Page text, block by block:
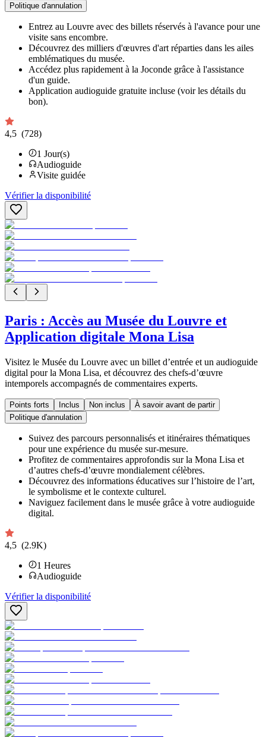
Politique d'annulation
Entrez au Louvre avec des billets réservés à l'avance pour une
visite sans encombre.
Découvrez des milliers d'œuvres d'art réparties dans les ailes
emblématiques du musée.
Accédez plus rapidement à la Joconde grâce à l'assistance
d'un guide.
Application audioguide gratuite incluse (voir les détails du
bon).
4,5 (728)
1 Jour(s)
Audioguide
Visite guidée
Vérifier la disponibilité
Paris : Accès au Musée du Louvre et
Application digitale Mona Lisa
Visitez le Musée du Louvre avec un billet d’entrée et un audioguide
digital pour la Mona Lisa, et découvrez des chefs-d’œuvre
intemporels accompagnés de commentaires experts.
Points forts Inclus Non inclus
À savoir avant de partir
Politique d'annulation
Suivez des parcours personnalisés et itinéraires thématiques
pour une expérience du musée sur-mesure.
Profitez de commentaires approfondis sur la Mona Lisa et
d’autres chefs-d’œuvre mondialement célèbres.
Découvrez des informations éducatives sur l’histoire de l’art,
le symbolisme et le contexte culturel.
Naviguez facilement dans le musée grâce à votre audioguide
digital.
4,5 (2.9K)
1 Heures
Audioguide
Vérifier la disponibilité